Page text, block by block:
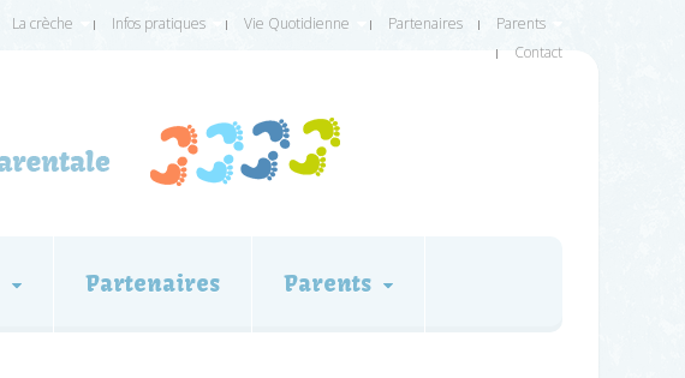
La crèche Infos pratiques Vie Quotidienne Partenaires
Parents
Contact
Partenaires Parents